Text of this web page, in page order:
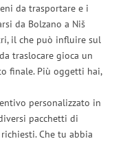
da trasportare e i
da Bolzano a Niš
il che può influire sul
traslocare gioca un
finale. Più oggetti hai,
personalizzato in
pacchetti di
Che tu abbia